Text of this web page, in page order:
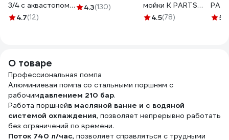
3/4 с аквастопом
соединитель
4.7(12)
4.3(130)
мойки K PARTS
SOFT 5 л Karcher
4.5(78) 5
О товаре
Профессиональная помпа
Алюминиевая помпа со стальными поршням с
рабочимдавлением 210 бар.
Работа поршнейв масляной ванне и с водяной
системой охлаждения, позволяет непрерывно работать
без ограничений по времени.
Поток 740 л/час, позволяет справляться с трудными